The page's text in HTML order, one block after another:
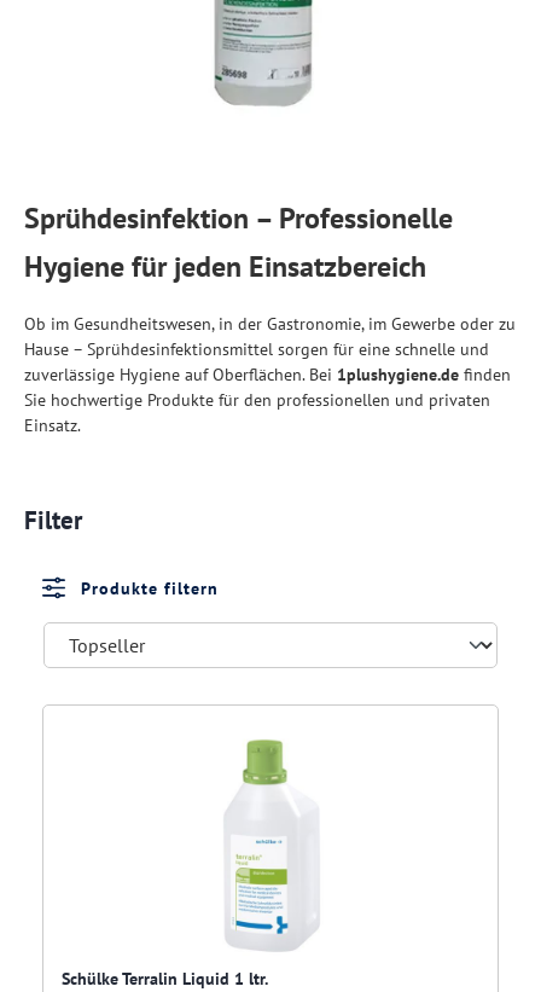
Sprühdesinfektion – Professionelle
Hygiene für jeden Einsatzbereich
Ob im Gesundheitswesen, in der Gastronomie, im Gewerbe oder zu
Hause – Sprühdesinfektionsmittel sorgen für eine schnelle und
zuverlässige Hygiene auf Oberflächen. Bei 1plushygiene.de finden
Sie hochwertige Produkte für den professionellen und privaten
Einsatz.
Filter
Produkte filtern
Schülke Terralin Liquid 1 ltr.